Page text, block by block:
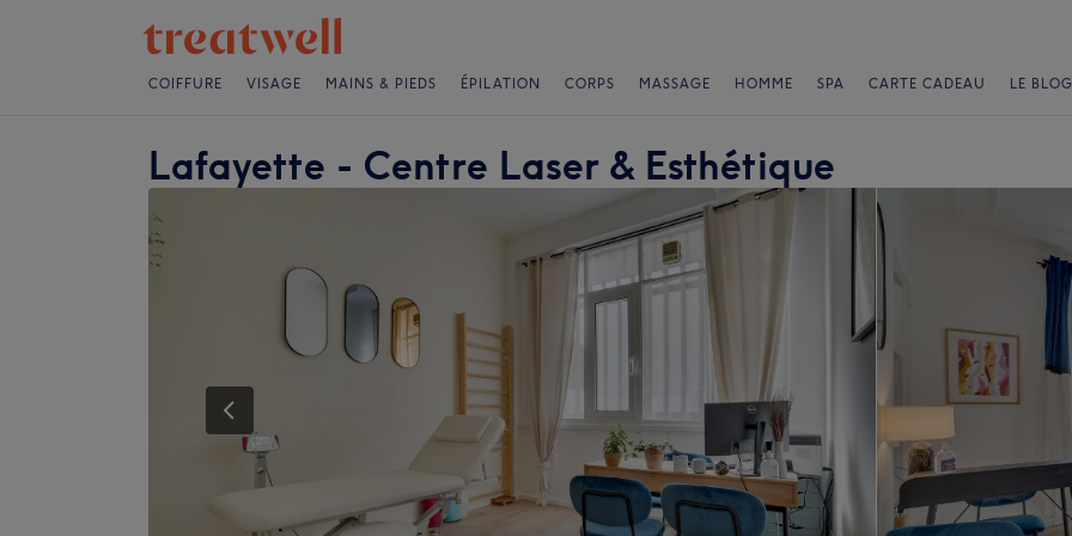
COIFFURE VISAGE MAINS & PIEDS ÉPILATION CORPS MASSAGE HOMME SPA CARTE CADEAU LE
Lafayette - Centre Laser & Esthétique